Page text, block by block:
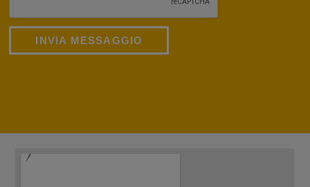
INVIA MESSAGGIO